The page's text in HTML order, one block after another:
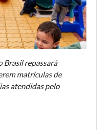
Brasil repassará
matrículas de
atendidas pelo